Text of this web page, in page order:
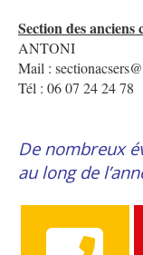
Section des anciens
ANTONI
Mail :
Tél : 06 07 24 24 78
De nombreux
au long de